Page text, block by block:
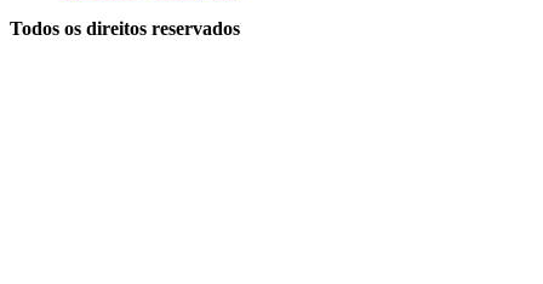
Todos os direitos reservados